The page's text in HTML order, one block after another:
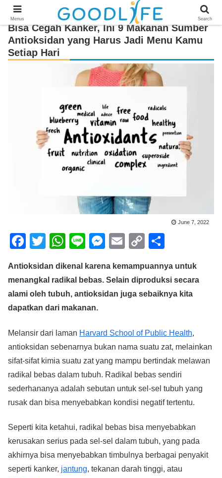
Bisa Cegah Kanker, Ini 9 Makanan Sumber
Antioksidan yang Harus Jadi Menu Kamu
Setiap Hari
June 7, 2022
F
c
e
b
o
k
T
tt
er
W
at
s
A
p
Li
e
M
ss
e
er
E
ail
C
p
y
k
ar
e
Antioksidan dikenal karena kemampuannya untuk
menangkal radikal bebas. Selain diproduksi secara
alami oleh tubuh, antioksidan juga sebaiknya kita
dapatkan dari makanan.
Melansir dari laman Harvard School of Public Health,
antioksidan sebenarnya bukan nama suatu zat, melainkan
sifat-sifat kimia suatu zat yang mampu bertindak melawan
radikal bebas dalam tubuh. Radikal bebas sendiri
sederhananya adalah sebutan untuk sel-sel tubuh yang
rusak dan bisa menyebabkan kondisi negatif tertentu.
Seperti kita ketahui, radikal bebas bisa menyebabkan
kerusakan serius pada sel-sel dalam tubuh, yang pada
akhirnya bisa menyebabkan timbulnya berbagai penyakit
seperti kanker, jantung, tekanan darah tinggi, atau
Menus Search